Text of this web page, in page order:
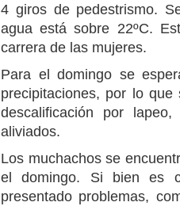
4 giros de pedestrismo.
agua está sobre 22ºC.
carrera de las mujeres.
Para el domingo se
precipitaciones, por lo
descalificación por
aliviados.
Los muchachos se
el domingo. Si bien es
presentado problemas,